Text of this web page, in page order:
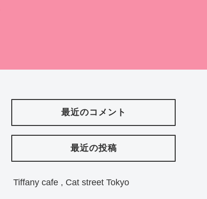
最近のコメント
最近の投稿
Tiffany cafe , Cat street Tokyo